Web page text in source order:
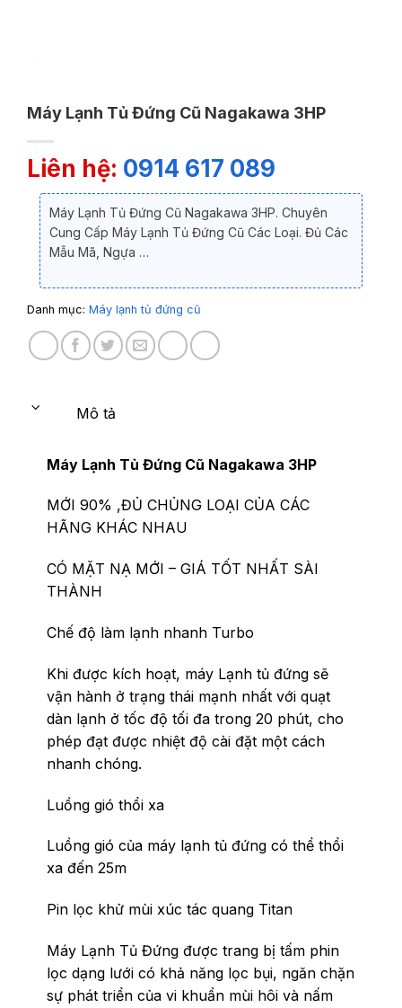
Máy Lạnh Tủ Đứng Cũ Nagakawa 3HP
Liên hệ: 0914 617 089
Máy Lạnh Tủ Đứng Cũ Nagakawa 3HP. Chuyên
Cung Cấp Máy Lạnh Tủ Đứng Cũ Các Loại. Đủ Các
Mẫu Mã, Ngựa …
Danh mục: Máy lạnh tủ đứng cũ
Mô tả
Máy Lạnh Tủ Đứng Cũ Nagakawa 3HP
MỚI 90% ,ĐỦ CHỦNG LOẠI CỦA CÁC
HÃNG KHÁC NHAU
CÓ MẶT NẠ MỚI – GIÁ TỐT NHẤT SÀI
THÀNH
Chế độ làm lạnh nhanh Turbo
Khi được kích hoạt, máy Lạnh tủ đứng sẽ
vận hành ở trạng thái mạnh nhất với quạt
dàn lạnh ở tốc độ tối đa trong 20 phút, cho
phép đạt được nhiệt độ cài đặt một cách
nhanh chóng.
Luồng gió thổi xa
Luồng gió của máy lạnh tủ đứng có thể thổi
xa đến 25m
Pin lọc khử mùi xúc tác quang Titan
Máy Lạnh Tủ Đứng được trang bị tấm phin
lọc dạng lưới có khả năng lọc bụi, ngăn chặn
sự phát triển của vi khuẩn mùi hôi và nấm